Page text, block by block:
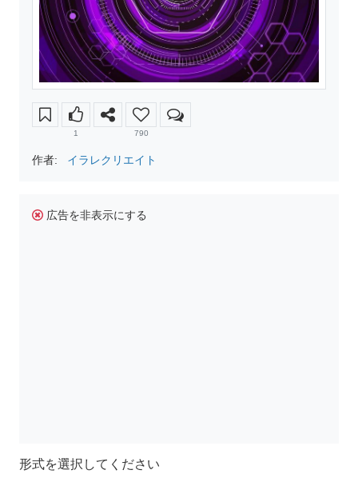
1 790
作者: イラレクリエイト
広告を非表示にする
形式を選択してください